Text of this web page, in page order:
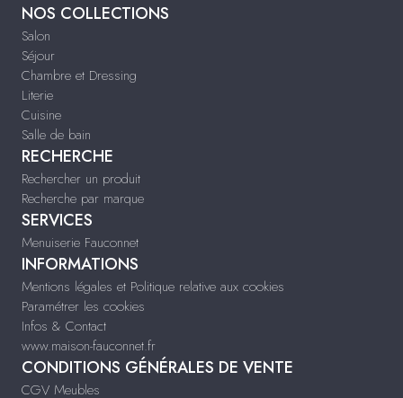
NOS COLLECTIONS
Salon
Séjour
Chambre et Dressing
Literie
Cuisine
Salle de bain
RECHERCHE
Rechercher un produit
Recherche par marque
SERVICES
Menuiserie Fauconnet
INFORMATIONS
Mentions légales et Politique relative aux cookies
Paramétrer les cookies
Infos & Contact
www.maison-fauconnet.fr
CONDITIONS GÉNÉRALES DE VENTE
CGV Meubles